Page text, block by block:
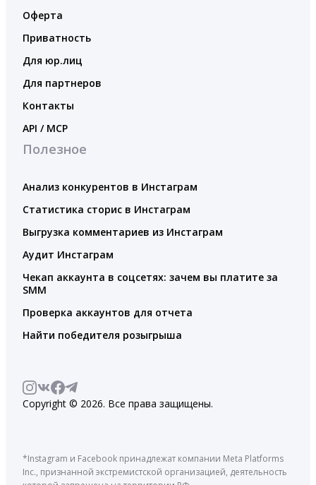
Оферта
Приватность
Для юр.лиц
Для партнеров
Контакты
API / MCP
Полезное
Анализ конкурентов в Инстаграм
Статистика сторис в Инстаграм
Выгрузка комментариев из Инстаграм
Аудит Инстаграм
Чекап аккаунта в соцсетях: зачем вы платите за
SMM
Проверка аккаунтов для отчета
Найти победителя розыгрыша
Copyright © 2026. Все права защищены.
*Instagram и Facebook принадлежат компании Meta Platforms
Inc., признанной экстремистской организацией, деятельность